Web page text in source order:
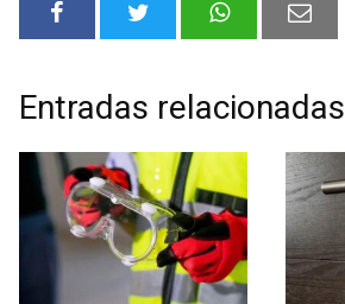
Entradas relacionadas